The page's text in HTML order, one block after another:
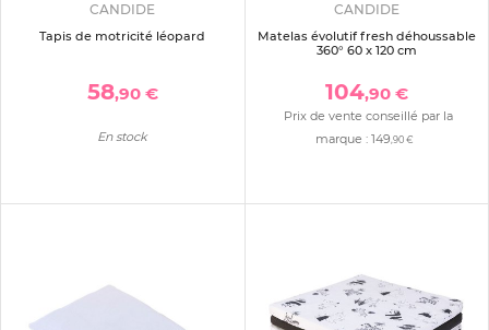
CANDIDE
Tapis de motricité léopard
58,90 €
En stock
CANDIDE
Matelas évolutif fresh déhoussable
360° 60 x 120 cm
104,90 €
Prix de vente conseillé par la
marque : 149 ,90 €